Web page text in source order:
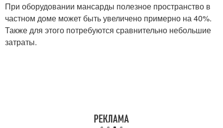
При оборудовании мансарды полезное пространство в
частном доме может быть увеличено примерно на 40%.
Также для этого потребуются сравнительно небольшие
затраты.